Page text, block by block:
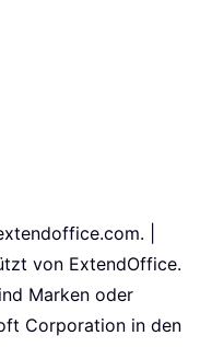
|
von ExtendOffice.
Marken oder
Corporation in den